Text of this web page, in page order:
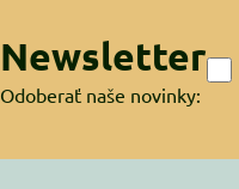
Newsletter
Odoberať naše novinky: